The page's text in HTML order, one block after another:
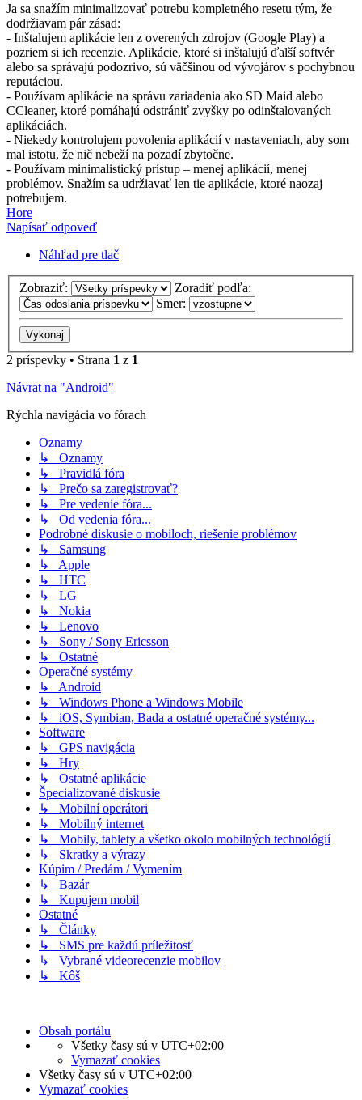
Ja sa snažím minimalizovať potrebu kompletného resetu tým, že
dodržiavam pár zásad:
- Inštalujem aplikácie len z overených zdrojov (Google Play) a
pozriem si ich recenzie. Aplikácie, ktoré si inštalujú ďalší softvér
alebo sa správajú podozrivo, sú väčšinou od vývojárov s pochybnou
reputáciou.
- Používam aplikácie na správu zariadenia ako SD Maid alebo
CCleaner, ktoré pomáhajú odstrániť zvyšky po odinštalovaných
aplikáciách.
- Niekedy kontrolujem povolenia aplikácií v nastaveniach, aby som
mal istotu, že nič nebeží na pozadí zbytočne.
- Používam minimalistický prístup – menej aplikácií, menej
problémov. Snažím sa udržiavať len tie aplikácie, ktoré naozaj
potrebujem.
Hore
Napísať odpoveď
Náhľad pre tlač
Zobraziť:
Zoradiť podľa:
Smer:
2 príspevky • Strana 1 z 1
Návrat na "Android"
Rýchla navigácia vo fórach
Oznamy
↳ Oznamy
↳ Pravidlá fóra
↳ Prečo sa zaregistrovať?
↳ Pre vedenie fóra...
↳ Od vedenia fóra...
Podrobné diskusie o mobiloch, riešenie problémov
↳ Samsung
↳ Apple
↳ HTC
↳ LG
↳ Nokia
↳ Lenovo
↳ Sony / Sony Ericsson
↳ Ostatné
Operačné systémy
↳ Android
↳ Windows Phone a Windows Mobile
↳ iOS, Symbian, Bada a ostatné operačné systémy...
Software
↳ GPS navigácia
↳ Hry
↳ Ostatné aplikácie
Špecializované diskusie
↳ Mobilní operátori
↳ Mobilný internet
↳ Mobily, tablety a všetko okolo mobilných technológií
↳ Skratky a výrazy
Kúpim / Predám / Vymením
↳ Bazár
↳ Kupujem mobil
Ostatné
↳ Články
↳ SMS pre každú príležitosť
↳ Vybrané videorecenzie mobilov
↳ Kôš
Obsah portálu
Všetky časy sú v UTC+02:00
Vymazať cookies
Všetky časy sú v UTC+02:00
Vymazať cookies